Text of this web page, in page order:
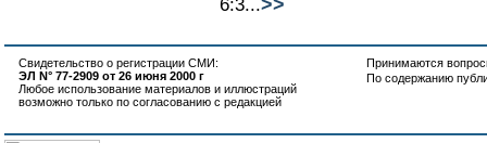
6:3...
Свидетельство о регистрации СМИ:
ЭЛ N° 77-2909 от 26 июня 2000 г
Любое использование материалов и иллюстраций
возможно только по согласованию с редакцией
Принимаются
По содержанию